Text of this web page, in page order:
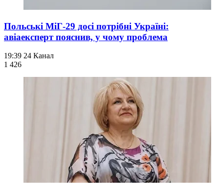
Польські МіГ-29 досі потрібні Україні:
авіаексперт пояснив, у чому проблема
19:39 24 Канал
1 426